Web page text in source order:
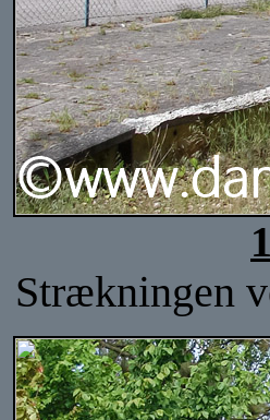
Strækningen